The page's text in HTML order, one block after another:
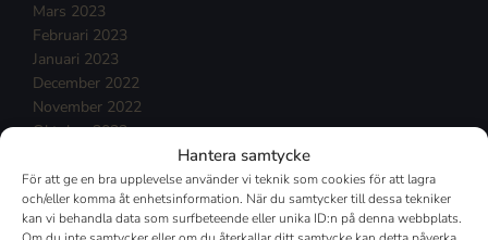
Hantera samtycke
För att ge en bra upplevelse använder vi teknik som cookies för att lagra
och/eller komma åt enhetsinformation. När du samtycker till dessa tekniker
kan vi behandla data som surfbeteende eller unika ID:n på denna webbplats.
Mars 2023
Februari 2023
Januari 2023
December 2022
November 2022
Oktober 2022
Augusti 2022
Juli 2022
Juni 2022